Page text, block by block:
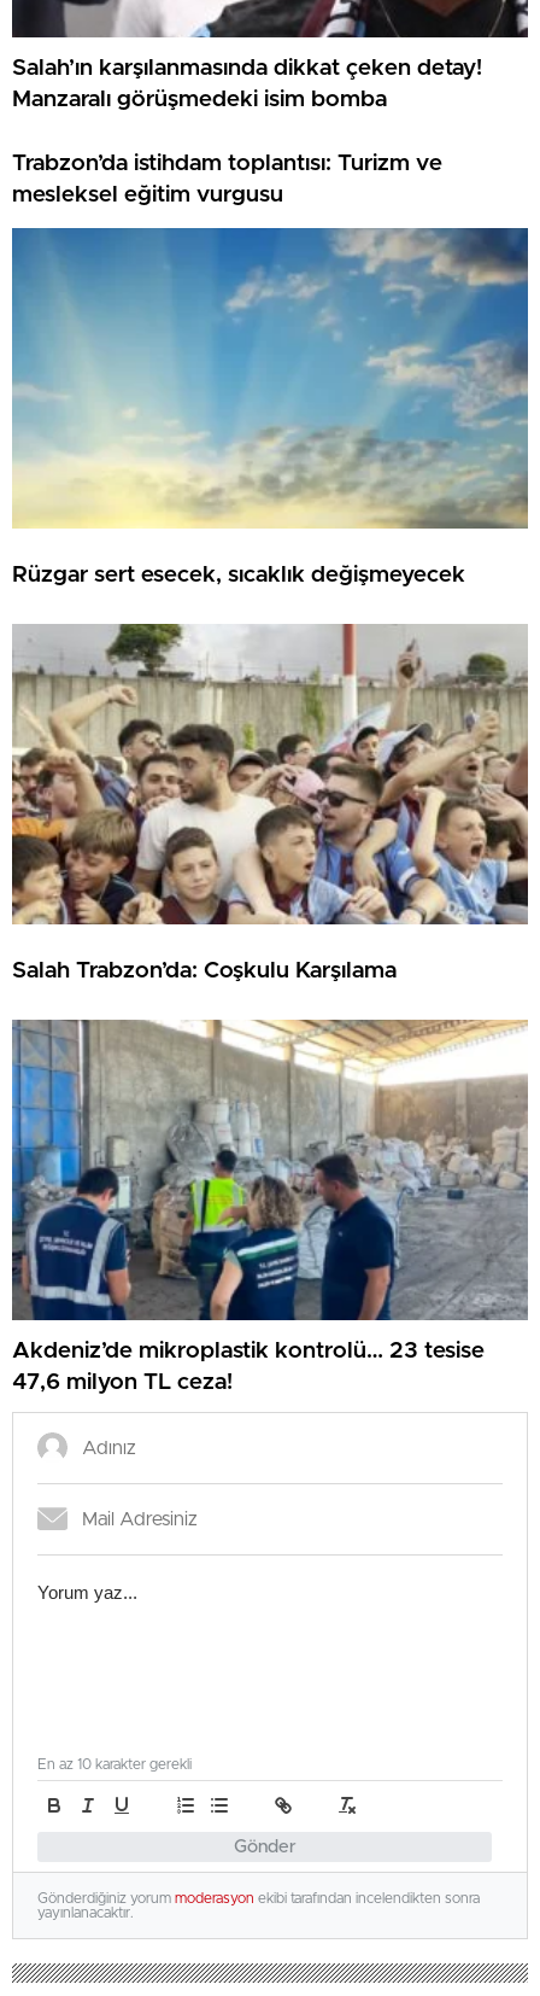
Salah’ın karşılanmasında dikkat çeken detay!
Manzaralı görüşmedeki isim bomba
Trabzon’da istihdam toplantısı: Turizm ve
mesleksel eğitim vurgusu
Rüzgar sert esecek, sıcaklık değişmeyecek
Salah Trabzon’da: Coşkulu Karşılama
Akdeniz’de mikroplastik kontrolü… 23 tesise
47,6 milyon TL ceza!
Gönder
En az 10 karakter gerekli
Gönderdiğiniz yorum moderasyon ekibi tarafından incelendikten sonra
yayınlanacaktır.